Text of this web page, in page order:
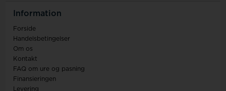
Information
Forside
Handelsbetingelser
Om os
Kontakt
FAQ om ure og pasning
Finansieringen
Levering